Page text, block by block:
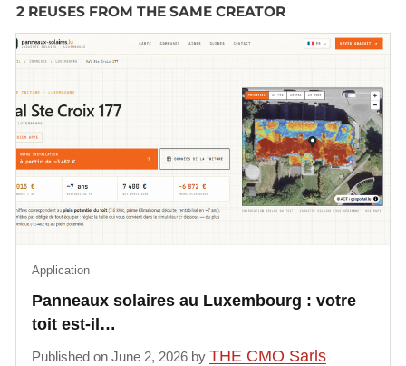
2 REUSES FROM THE SAME CREATOR
Panneaux solaires au Luxembourg : votre
toit est-il…
Application
Published on June 2, 2026 byTHE CMO Sarls